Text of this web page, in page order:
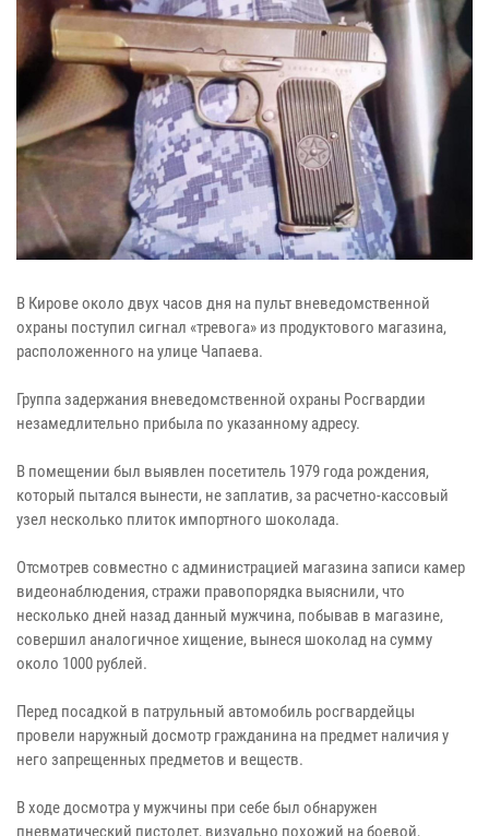
В Кирове около двух часов дня на пульт вневедомственной
охраны поступил сигнал «тревога» из продуктового магазина,
расположенного на улице Чапаева.
Группа задержания вневедомственной охраны Росгвардии
незамедлительно прибыла по указанному адресу.
В помещении был выявлен посетитель 1979 года рождения,
который пытался вынести, не заплатив, за расчетно-кассовый
узел несколько плиток импортного шоколада.
Отсмотрев совместно с администрацией магазина записи камер
видеонаблюдения, стражи правопорядка выяснили, что
несколько дней назад данный мужчина, побывав в магазине,
совершил аналогичное хищение, вынеся шоколад на сумму
около 1000 рублей.
Перед посадкой в патрульный автомобиль росгвардейцы
провели наружный досмотр гражданина на предмет наличия у
него запрещенных предметов и веществ.
В ходе досмотра у мужчины при себе был обнаружен
пневматический пистолет, визуально похожий на боевой,